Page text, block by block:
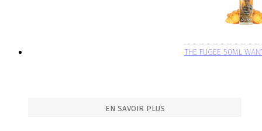
THE FUGEE 50ML
EN SAVOIR PLUS